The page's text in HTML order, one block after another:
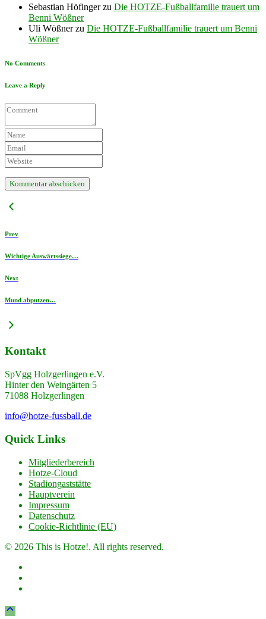
Sebastian Höfingerzu Die HOTZE-Fußballfamilie trauert um
Benni Wößner
Uli Wößnerzu Die HOTZE-Fußballfamilie trauert um Benni
Wößner
No Comments
Leave a Reply
Prev
Wichtige Auswärtssiege…
Next
Mund abputzen…
Kontakt
SpVgg Holzgerlingen e.V.
Hinter den Weingärten 5
71088 Holzgerlingen
info@hotze-fussball.de
Quick Links
Mitgliederbereich
Hotze-Cloud
Stadiongaststätte
Hauptverein
Impressum
Datenschutz
Cookie-Richtlinie (EU)
© 2026 This is Hotze!. All rights reserved.